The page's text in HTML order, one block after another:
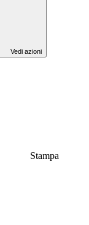
Vedi azioni
Stampa